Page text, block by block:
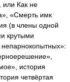
или Как не
«Смерть имк
(в члены одной
крутыми
история
четвёртая